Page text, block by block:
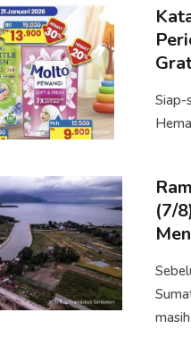
Siap-
(7/